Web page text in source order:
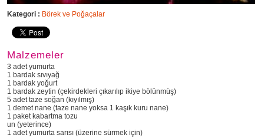
Kategori : Börek ve Poğaçalar
Malzemeler
3 adet yumurta
1 bardak sıvıyağ
1 bardak yoğurt
1 bardak zeytin (çekirdekleri çıkarılıp ikiye bölünmüş)
5 adet taze soğan (kıyılmış)
1 demet nane (taze nane yoksa 1 kaşık kuru nane)
1 paket kabartma tozu
un (yeterince)
1 adet yumurta sarısı (üzerine sürmek için)